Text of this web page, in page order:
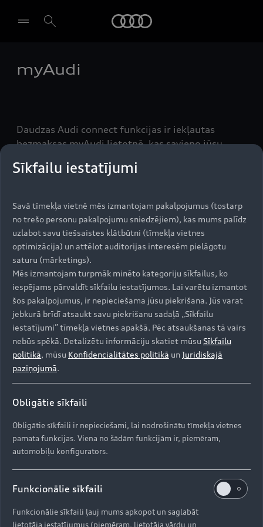
Izvēlēties dīleri
myAudi
Daudzas Audi connect funkcijas ir iekļautas
bezmaksas myAudi lietotnē, kas savieno jūsu
piemēram, navigācijas maršrutu pārsūtīšanai uz
Modeļi
Visi modeļi
e-tron
e-tron GT
Iegādāties Audi
Aktuālie piedāvājumi
Krājuma automobiļi
Lietoti automobiļi
Audi Līzings
Audi serviss
Oriģinālās rezerves daļas
Garantijas
Aktualitātes
Jaunumi
Svarīga informācija klientiem
Drošības spilvenu atsaukums
Jaunais ES riepu marķējums
AUDI AG
Ražošanas vietas (ENG)
Vēsture (ENG)
Kontakti
Sīkfailu iestatījumi
Savā tīmekļa vietnē mēs izmantojam pakalpojumus (tostarp
no trešo personu pakalpojumu sniedzējiem), kas mums palīdz
uzlabot savu tiešsaistes klātbūtni (tīmekļa vietnes
optimizācija) un attēlot auditorijas interesēm pielāgotu
saturu (mārketings).
Mēs izmantojam turpmāk minēto kategoriju sīkfailus, ko
iespējams pārvaldīt sīkfailu iestatījumos. Lai varētu izmantot
šos pakalpojumus, ir nepieciešama jūsu piekrišana. Jūs varat
jebkurā brīdī atsaukt savu piekrišanu sadaļā „Sīkfailu
iestatījumi” tīmekļa vietnes apakšā. Pēc atsaukšanas tā vairs
nebūs spēkā. Detalizētu informāciju skatiet mūsu Sīkfailu
politikā, mūsu Konfidencialitātes politikā unJuridiskajā
paziņojumā.
Obligātie sīkfaili
Obligātie sīkfaili ir nepieciešami, lai nodrošinātu tīmekļa vietnes
pamata funkcijas. Viena no šādām funkcijām ir, piemēram,
automobiļu konfigurators.
Funkcionālie sīkfaili
Funkcionālie sīkfaili ļauj mums apkopot un saglabāt
lietotāja iestatījumus (piemēram, lietotāja vārdu un